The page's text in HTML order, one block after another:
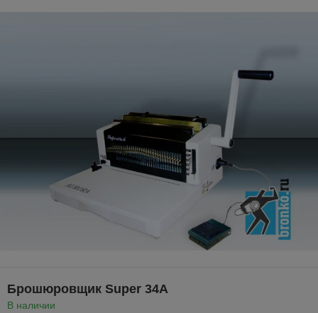
Брошюровщик Super 34A
В наличии